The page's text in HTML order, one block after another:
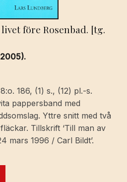
före Rosenbad. [tg.
186, (1) s., (12) pl.-s.
pappersband med
Yttre snitt med två
Tillskrift ‘Till man av
mars 1996 / Carl Bildt’.